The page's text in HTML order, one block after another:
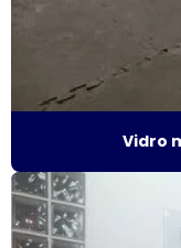
Esquadrias de
Esquadrias de
Esquadrias de
Esquadrias de
Esquadrias de
Vidro